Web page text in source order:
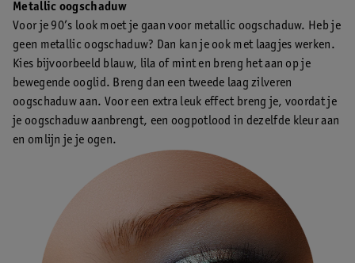
Metallic oogschaduw
Voor je 90’s look moet je gaan voor metallic oogschaduw. Heb je
geen metallic oogschaduw? Dan kan je ook met laagjes werken.
Kies bijvoorbeeld blauw, lila of mint en breng het aan op je
bewegende ooglid. Breng dan een tweede laag zilveren
oogschaduw aan. Voor een extra leuk effect breng je, voordat je
je oogschaduw aanbrengt, een oogpotlood in dezelfde kleur aan
en omlijn je je ogen.